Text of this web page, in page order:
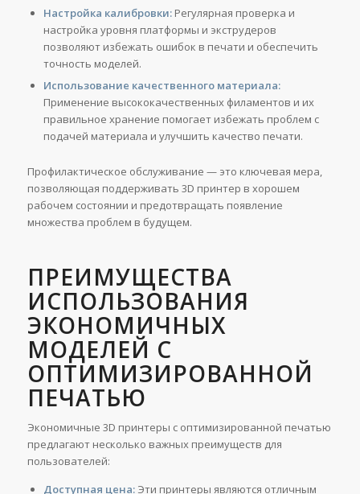
Настройка калибровки:Регулярная проверка и
настройка уровня платформы и экструдеров
позволяют избежать ошибок в печати и обеспечить
точность моделей.
Использование качественного материала:
Применение высококачественных филаментов и их
правильное хранение помогает избежать проблем с
подачей материала и улучшить качество печати.
Профилактическое обслуживание — это ключевая мера,
позволяющая поддерживать 3D принтер в хорошем
рабочем состоянии и предотвращать появление
множества проблем в будущем.
ПРЕИМУЩЕСТВА
ИСПОЛЬЗОВАНИЯ
ЭКОНОМИЧНЫХ
МОДЕЛЕЙ С
ОПТИМИЗИРОВАННОЙ
ПЕЧАТЬЮ
Экономичные 3D принтеры с оптимизированной печатью
предлагают несколько важных преимуществ для
пользователей:
Доступная цена:Эти принтеры являются отличным